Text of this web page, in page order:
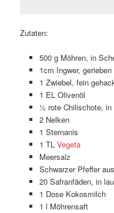
Zutaten:
500 g Möhren, in
1cm Ingwer, gerieben
1 Zwiebel, fein
1 EL Olivenöl
½ rote Chilischote, in
2 Nelken
1 Sternanis
1 TL Vegeta
Meersalz
Schwarzer Pfeffer
20 Safranfäden, in
1 Dose Kokosmilch
1 l Möhrensaft